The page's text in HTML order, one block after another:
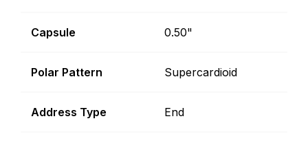
Capsule 0.50"
Polar Pattern Supercardioid
Address Type End